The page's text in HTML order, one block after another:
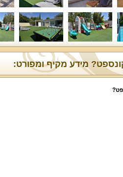
מידע מקיף ומפורט: